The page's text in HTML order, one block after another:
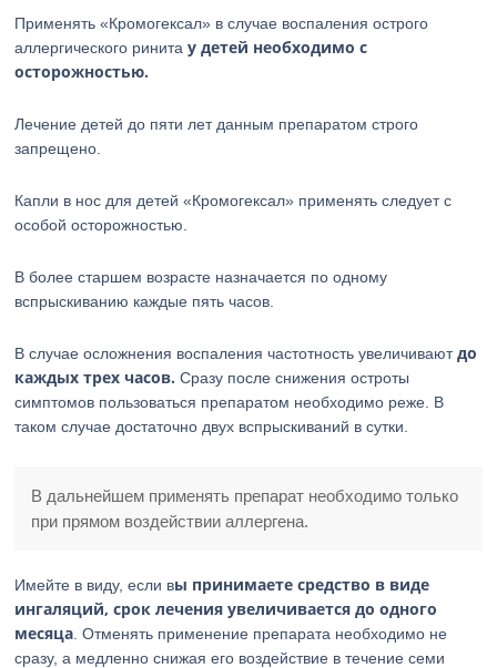
Применять «Кромогексал» в случае воспаления острого
аллергического ринитау детей необходимо с
осторожностью.
Лечение детей до пяти лет данным препаратом строго
запрещено.
Капли в нос для детей «Кромогексал» применять следует с
особой осторожностью.
В более старшем возрасте назначается по одному
вспрыскиванию каждые пять часов.
В случае осложнения воспаления частотность увеличиваютдо
каждых трех часов. Сразу после снижения остроты
симптомов пользоваться препаратом необходимо реже. В
таком случае достаточно двух вспрыскиваний в сутки.
В дальнейшем применять препарат необходимо только
при прямом воздействии аллергена.
Имейте в виду, если вы принимаете средство в виде
ингаляций, срок лечения увеличивается до одного
месяца . Отменять применение препарата необходимо не
сразу, а медленно снижая его воздействие в течение семи